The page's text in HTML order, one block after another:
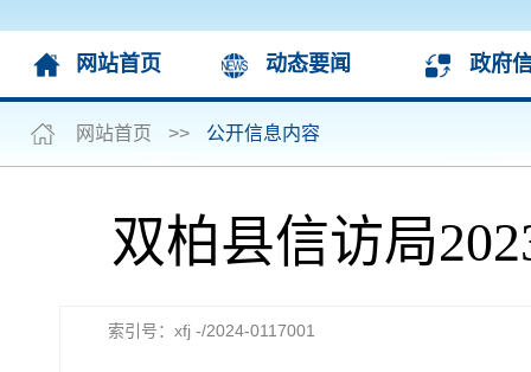
网站首页 动态要闻 政府
网站首页 >> 公开信息内容
双柏县信访局
索引号：xfj -/2024-0117001